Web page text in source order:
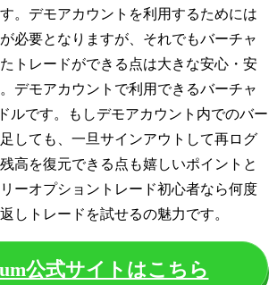
。デモアカウントを利用するためには
必要となりますが、それでもバーチャ
トレードができる点は大きな安心・安
デモアカウントで利用できるバーチャ
ルです。もしデモアカウント内でのバー
しても、一旦サインアウトして再ログ
高を復元できる点も嬉しいポイントと
ーオプショントレード初心者なら何度
しトレードを試せるの魅力です。
公式サイトはこちら